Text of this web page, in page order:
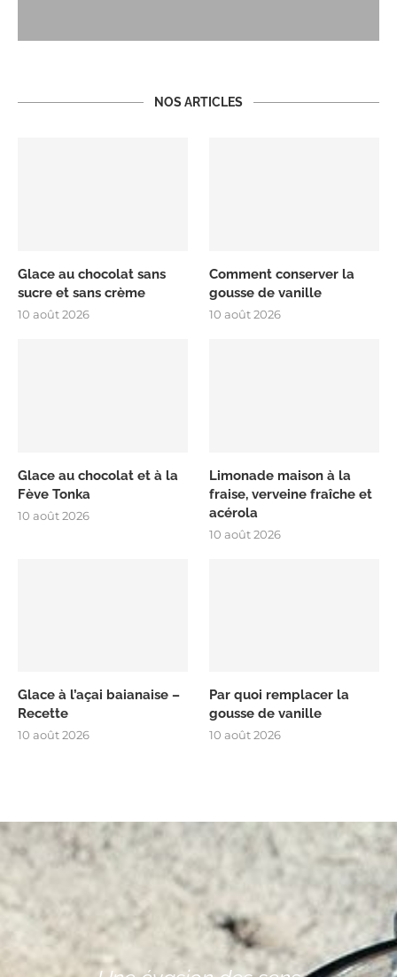
NOS ARTICLES
Glace au chocolat sans
sucre et sans crème
10 août 2026
Comment conserver la
gousse de vanille
10 août 2026
Glace au chocolat et à la
Fève Tonka
10 août 2026
Limonade maison à la
fraise, verveine fraîche et
acérola
10 août 2026
Glace à l’açai baianaise –
Recette
10 août 2026
Par quoi remplacer la
gousse de vanille
10 août 2026